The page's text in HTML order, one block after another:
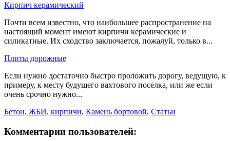
Кирпич керамический
Почти всем известно, что наибольшее распространение на
настоящий момент имеют кирпичи керамические и
силикатные. Их сходство заключается, пожалуй, только в...
Плиты дорожные
Если нужно достаточно быстро проложить дорогу, ведущую, к
примеру, к месту будущего вахтового поселка, или же если
очень срочно нужно...
Бетон, ЖБИ, кирпичи, Камень бортовой, Статьи
Комментарии пользователей: